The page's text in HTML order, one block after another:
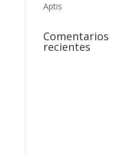
Aptis
Comentarios
recientes